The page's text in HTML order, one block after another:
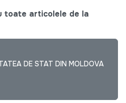
toate articolele de la
DE STAT DIN MOLDOVA